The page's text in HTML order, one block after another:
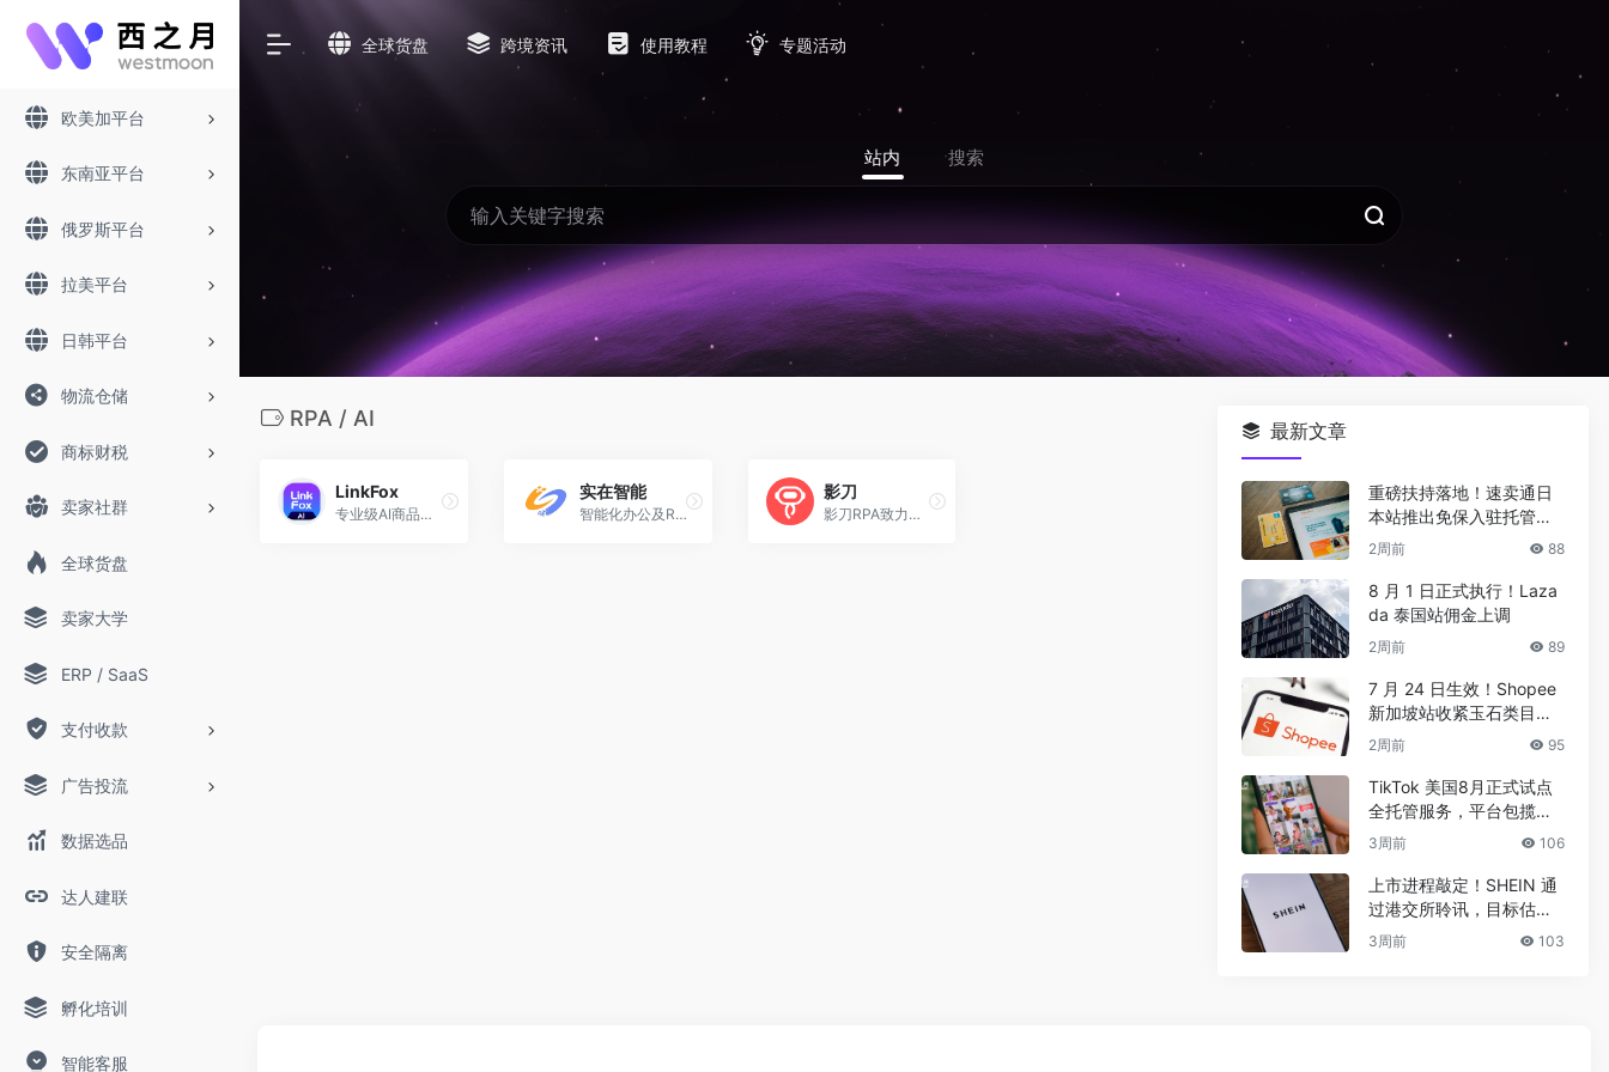
欧美加平台
东南亚平台
俄罗斯平台
拉美平台
日韩平台
物流仓储
商标财税
卖家社群
全球货盘
卖家大学
ERP / SaaS
支付收款
广告投流
数据选品
达人建联
安全隔离
孵化培训
智能客服
全球货盘 跨境资讯 使用教程 专题活动
站内 搜索
RPA / AI
LinkFox
专业级AI商品图，轻松出图卖全球
实在智能
智能化办公及RPA领域的领军企业，致力于为企业和政府提供数字员工解决方案，加速数字化转型，帮助客户实现跨越式增长
影刀
影刀RPA致力于为各行业客户提供RPA自动化机器人产品与解决方案
最新文章
重磅扶持落地！速卖通日
本站推出免保入驻托管模
式
2周前 88
8 月 1 日正式执行！Laza
da 泰国站佣金上调
2周前 89
7 月 24 日生效！Shopee
新加坡站收紧玉石类目管
控
2周前 95
TikTok 美国8月正式试点
全托管服务，平台包揽全
链路运营
3周前 106
上市进程敲定！SHEIN 通
过港交所聆讯，目标估值
400-500 亿美元
3周前 103